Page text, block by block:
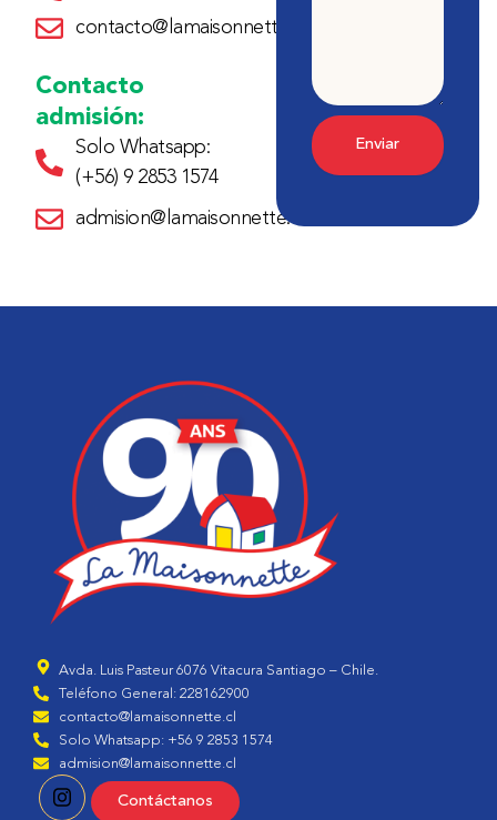
contacto@lamaisonnette.cl
Contacto
admisión:
Solo Whatsapp:
(+56) 9 2853 1574
admision@lamaisonnette.cl
Enviar
Avda. Luis Pasteur 6076 Vitacura Santiago – Chile.
Teléfono General: 228162900
contacto@lamaisonnette.cl
Solo Whatsapp: +56 9 2853 1574
admision@lamaisonnette.cl
Contáctanos